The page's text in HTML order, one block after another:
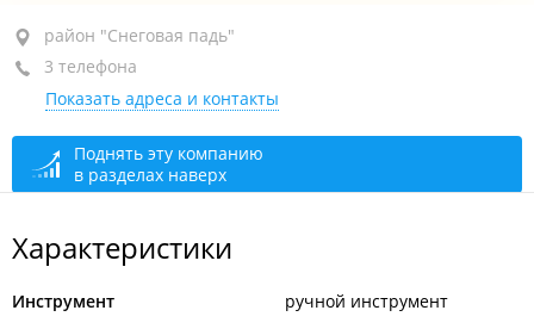
район "Снеговая падь", ул. Бородинская, 26 стр. 8
+7 904 626-42-12
+7 (423) 250-90-76
+7 908 440-90-76
сегодня закрыто
район "Снеговая падь"
3 телефона
Показать адреса и контакты
Поднять эту компанию
в разделах наверх
Характеристики
Инструмент ручной инструмент